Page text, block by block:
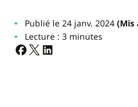
Publié le 24 janv. 2024(Mis
Lecture : 3 minutes